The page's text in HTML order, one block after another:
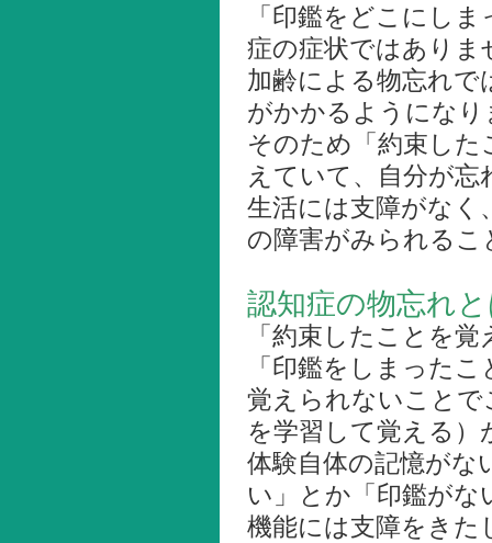
「印鑑をどこにし
症の症状ではありま
加齢による物忘れ
がかかるようになり
そのため「約束し
えていて、自分が
生活には支障がなく
の障害がみられる
認知症の物忘れ
「約束したことを
「印鑑をしまった
覚えられないことで
を学習して覚える
体験自体の記憶がな
い」とか「印鑑がな
機能には支障をきた